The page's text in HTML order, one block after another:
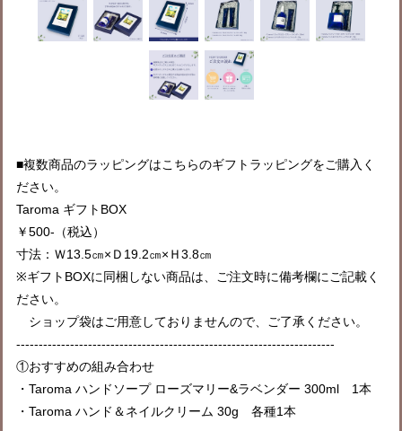
■複数商品のラッピングはこちらのギフトラッピングをご購入く
ださい。
Taroma ギフトBOX
￥500-（税込）
寸法：Ｗ13.5㎝×Ｄ19.2㎝×Ｈ3.8㎝
※ギフトBOXに同梱しない商品は、ご注文時に備考欄にご記載く
ださい。
ショップ袋はご用意しておりませんので、ご了承ください。
-----------------------------------------------------------------------
①おすすめの組み合わせ
・Taroma ハンドソープ ローズマリー&ラベンダー 300ml 1本
・Taroma ハンド＆ネイルクリーム 30g 各種1本